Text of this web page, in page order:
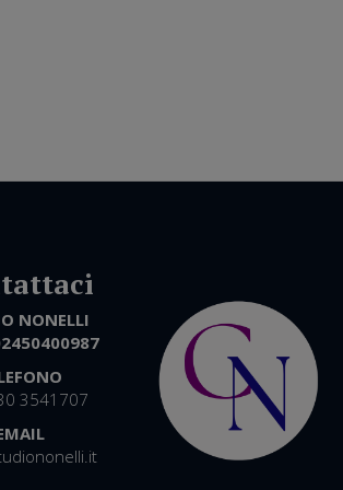
NONELLI
3541707